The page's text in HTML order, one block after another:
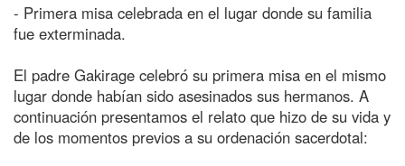
- Primera misa celebrada en el lugar donde su familia
fue exterminada.
El padre Gakirage celebró su primera misa en el mismo
lugar donde habían sido asesinados sus hermanos. A
continuación presentamos el relato que hizo de su vida y
de los momentos previos a su ordenación sacerdotal: